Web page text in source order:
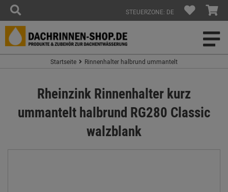
STEUERZONE: DE
Startseite Rinnenhalter halbrund ummantelt
Rheinzink Rinnenhalter kurz
ummantelt halbrund RG280 Classic
walzblank